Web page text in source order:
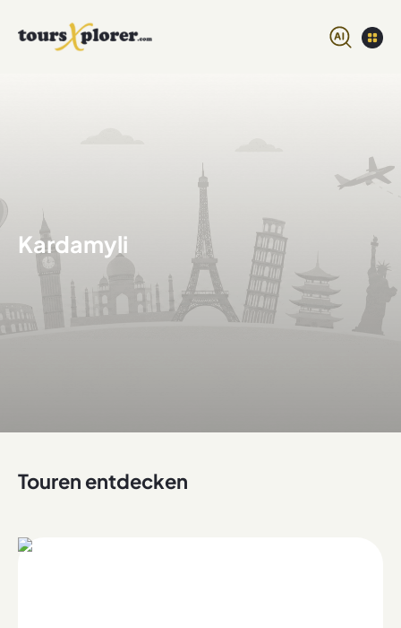
Kardamyli
Touren entdecken